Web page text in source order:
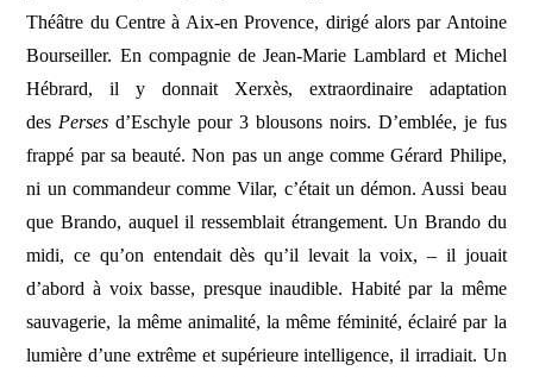
Théâtre du Centre à Aix-en Provence, dirigé alors par Antoine
Bourseiller. En compagnie de Jean-Marie Lamblard et Michel
Hébrard, il y donnait Xerxès, extraordinaire adaptation
des Perses d’Eschyle pour 3 blousons noirs. D’emblée, je fus
frappé par sa beauté. Non pas un ange comme Gérard Philipe,
ni un commandeur comme Vilar, c’était un démon. Aussi beau
que Brando, auquel il ressemblait étrangement. Un Brando du
midi, ce qu’on entendait dès qu’il levait la voix, – il jouait
d’abord à voix basse, presque inaudible. Habité par la même
sauvagerie, la même animalité, la même féminité, éclairé par la
lumière d’une extrême et supérieure intelligence, il irradiait. Un